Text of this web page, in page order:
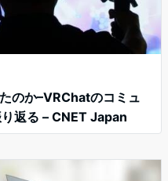
のか–VRChatのコミュ
返る – CNET Japan